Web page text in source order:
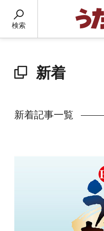
検索
新着
新着記事一覧